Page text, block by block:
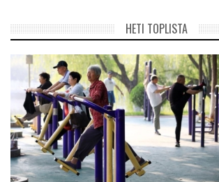
HETI TOPLISTA